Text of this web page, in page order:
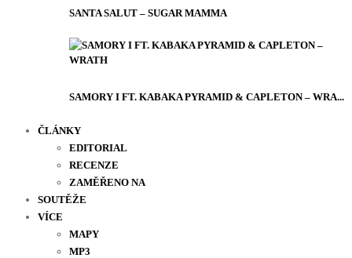
SANTA SALUT – SUGAR MAMMA
SAMORY I FT. KABAKA PYRAMID & CAPLETON – WRA...
ČLÁNKY
EDITORIAL
RECENZE
ZAMĚŘENO NA
SOUTĚŽE
VÍCE
MAPY
MP3